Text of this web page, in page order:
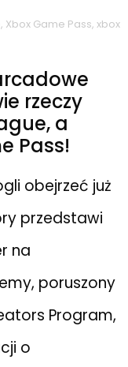
, Xbox Game Pass, xbox
rzeczy
a
Pass!
obejrzeć już
przedstawi
na
poruszony
Program,
o